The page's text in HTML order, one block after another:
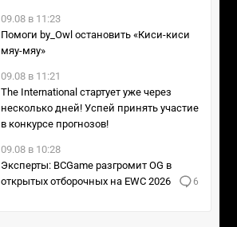
09.08 в 11:23
Помоги by_Owl остановить «Киси-киси
мяу-мяу»
09.08 в 11:21
The International стартует уже через
несколько дней! Успей принять участие
в конкурсе прогнозов!
09.08 в 10:28
Эксперты: BCGame разгромит OG в
открытых отборочных на EWC 2026
6